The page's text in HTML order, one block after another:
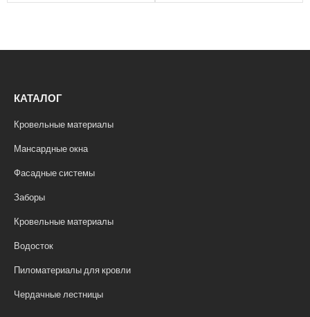
КАТАЛОГ
Кровельные материалы
Мансардные окна
Фасадные системы
Заборы
Кровельные материалы
Водосток
Пиломатериалы для кровли
Чердачные лестницы